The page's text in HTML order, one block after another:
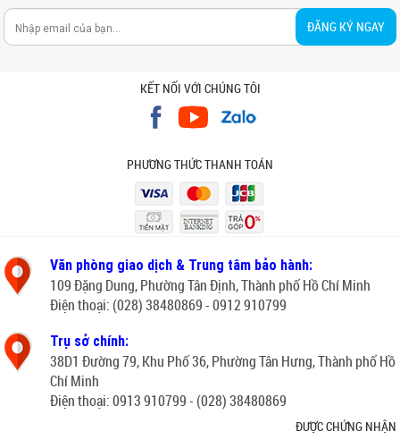
ĐĂNG KÝ NGAY
KẾT NỐI VỚI CHÚNG TÔI
PHƯƠNG THỨC THANH TOÁN
Văn phòng giao dịch & Trung tâm bảo hành:
109 Đặng Dung, Phường Tân Định, Thành phố Hồ Chí Minh
Điện thoại: (028) 38480869 - 0912 910799
Trụ sở chính:
38D1 Đường 79, Khu Phố 36, Phường Tân Hưng, Thành phố Hồ
Chí Minh
Điện thoại: 0913 910799 - (028) 38480869
ĐƯỢC CHỨNG NHẬN